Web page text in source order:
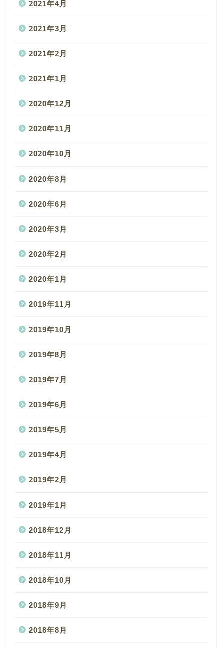
2021年4月
2021年3月
2021年2月
2021年1月
2020年12月
2020年11月
2020年10月
2020年8月
2020年6月
2020年3月
2020年2月
2020年1月
2019年11月
2019年10月
2019年8月
2019年7月
2019年6月
2019年5月
2019年4月
2019年2月
2019年1月
2018年12月
2018年11月
2018年10月
2018年9月
2018年8月